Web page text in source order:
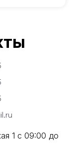
1 с 09:00 до